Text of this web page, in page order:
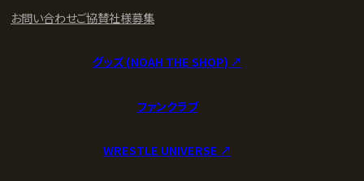
お問い合わせご協賛社様募集
グッズ (NOAH THE SHOP) ↗︎
ファンクラブ
WRESTLE UNIVERSE ↗︎